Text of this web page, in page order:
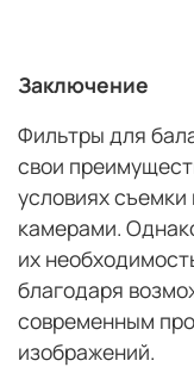
Заключение
Фильтры для
свои
условиях
камерами.
их
благодаря
современным
изображений.